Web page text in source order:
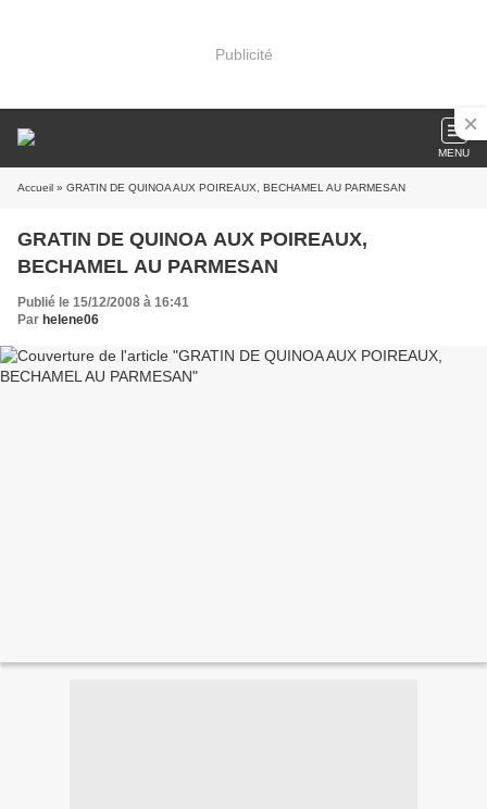
Publicité
MENU
Accueil » GRATIN DE QUINOA AUX POIREAUX, BECHAMEL AU PARMESAN
GRATIN DE QUINOA AUX POIREAUX,
BECHAMEL AU PARMESAN
Publié le 15/12/2008 à 16:41
Par helene06